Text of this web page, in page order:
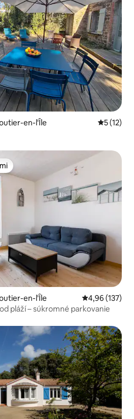
en-l'Île
5 (12)
en-l'Île Priemerné
4,96 (137)
pláží – súkromné parkovanie